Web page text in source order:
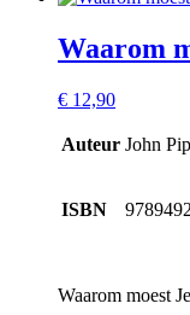
Waarom
€ 12,90
Auteur John
ISBN
Waarom moest